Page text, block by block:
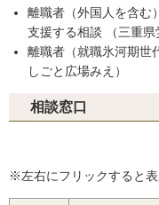
離職者（外国人を含む
支援する相談 （三重県
離職者（就職氷河期世
しごと広場みえ）
相談窓口
※左右にフリックすると表